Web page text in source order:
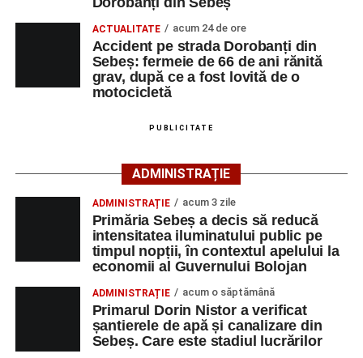
motocicletă
4–6 septembrie 2026: Prima ediție a Transylvania
Fest, la Cetatea Greavilor din Gârbova
primului ajutor medical și asigurarea măsurilor specifice.
Polițiștii s-au deplasat la fața locului pentru efectuarea
cercetărilor și stabilirea împrejurărilor exacte în care s-a
produs accidentul. De asemenea, aceștia acționează
66 ani, va fi transportată la UPU Alba Iulia”
Adaugă-ne ca sursă preferată
Urmărește-ne pe Google News
Ultimele știri din Sebeș
ACTUALITATE acum 24 de ore
Accident pe strada Dorobanți din
Sebeș: fermeie de 66 de ani rănită
grav, după ce a fost lovită de o
motocicletă
PUBLICITATE
ADMINISTRAȚIE
ADMINISTRAȚIE acum 3 zile
Primăria Sebeș a decis să reducă
intensitatea iluminatului public pe
timpul nopții, în contextul apelului la
economii al Guvernului Bolojan
ADMINISTRAȚIE acum o săptămână
Primarul Dorin Nistor a verificat
șantierele de apă și canalizare din
Sebeș. Care este stadiul lucrărilor